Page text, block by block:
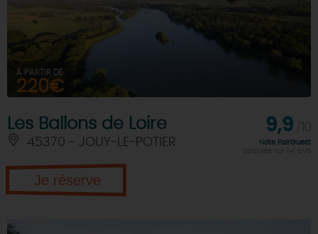
À PARTIR DE
220€
Les Ballons de Loire
45370 - JOUY-LE-POTIER
9,9
Note FairGuest
calculée sur 141 avis
Je réserve